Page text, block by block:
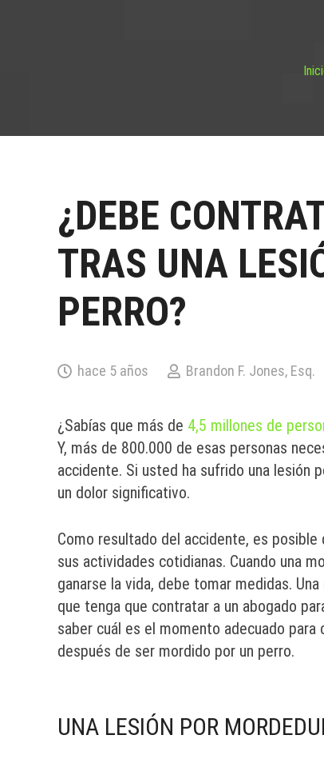
¿DEBE
TRAS UNA
PERRO?
hace 5 años Brandon F. Jones, Esq.
¿Sabías que más de 4,5 millones de
Y, más de 800.000 de esas personas
accidente. Si usted ha sufrido una lesión
un dolor significativo.
Como resultado del accidente, es
sus actividades cotidianas. Cuando una
ganarse la vida, debe tomar medidas.
que tenga que contratar a un abogado
saber cuál es el momento adecuado
después de ser mordido por un perro.
UNA LESIÓN POR